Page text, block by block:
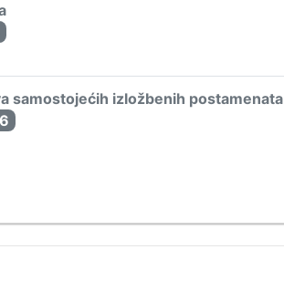
samostojećih izložbenih postamenata